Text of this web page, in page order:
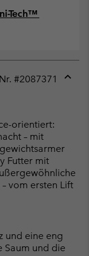
Tech™
Nr. #2087371
orientiert:
– mit
Futter mit
vom ersten Lift
und eine eng
Saum und die